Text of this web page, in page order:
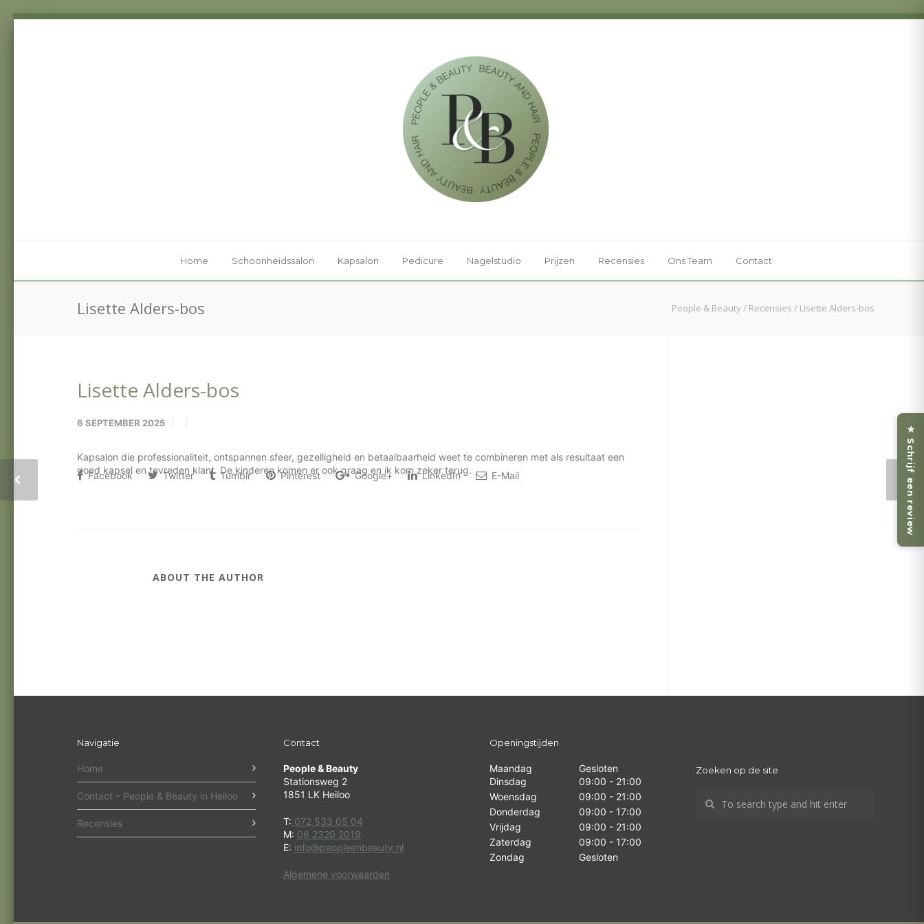
Home Schoonheidssalon Kapsalon Pedicure Nagelstudio Prijzen Recensies Ons Team Contact
Lisette Alders-bos People & Beauty/ Recensies/ Lisette Alders-bos
Lisette Alders-bos
6 SEPTEMBER 2025
Kapsalon die professionaliteit, ontspannen sfeer, gezelligheid en betaalbaarheid weet te combineren met als resultaat een
goed kapsel en tevreden klant. De kinderen komen er ook graag en ik kom zeker terug.
Facebook Twitter Tumblr Pinterest Google+ LinkedIn E-Mail
ABOUT THE AUTHOR
Navigatie
Home
Contact – People & Beauty in Heiloo
Recensies
Contact
People & Beauty
Stationsweg 2
1851 LK Heiloo
T: 072 533 05 04
M: 06 2320 2019
E: info@peopleenbeauty.nl
Algemene voorwaarden
Openingstijden
Maandag
Gesloten
Dinsdag
09:00 - 21:00
Woensdag
09:00 - 21:00
Donderdag
09:00 - 17:00
Vrijdag
09:00 - 21:00
Zaterdag
09:00 - 17:00
Zondag
Gesloten
Zoeken op de site
★ Schrijf een review